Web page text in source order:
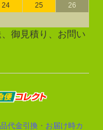
24 25
26
御見積り、お問い
代金引換 ・ お届け時カ